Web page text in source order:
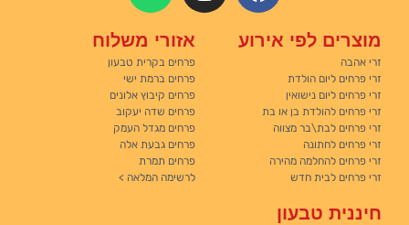
מוצרים לפי אירוע
זרי אהבה
זרי פרחים ליום הולדת
זרי פרחים ליום נישואין
זרי פרחים להולדת בן או בת
זרי פרחים לבת\בר מצווה
זרי פרחים לחתונה
זרי פרחים להחלמה מהירה
זרי פרחים לבית חדש
אזורי משלוח
פרחים בקרית טבעון
פרחים ברמת ישי
פרחים קיבוץ אלונים
פרחים שדה יעקוב
פרחים מגדל העמק
פרחים גבעת אלה
פרחים תמרת
לרשימה המלאה >
חיננית טבעון